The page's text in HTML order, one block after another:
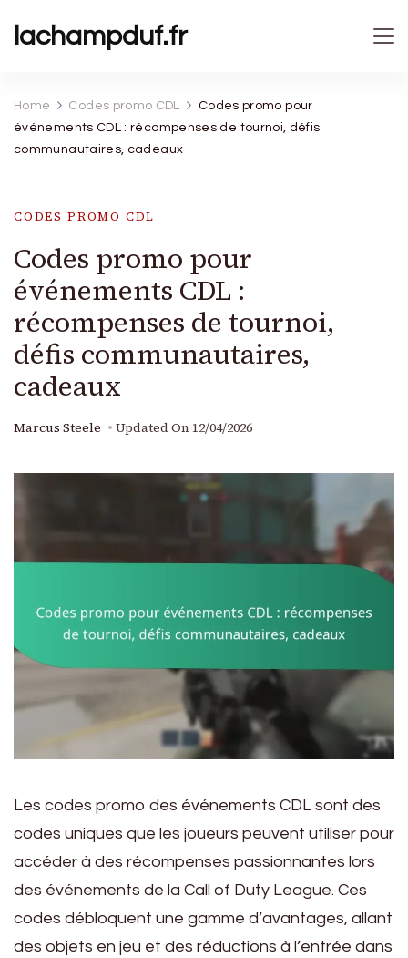
lachampduf.fr
Home Codes promo CDL
Codes promo pour
événements CDL : récompenses de tournoi, défis
communautaires, cadeaux
CODES PROMO CDL
Codes promo pour
événements CDL :
récompenses de tournoi,
défis communautaires,
cadeaux
Marcus Steele Updated On 12/04/2026
Les codes promo des événements CDL sont des
codes uniques que les joueurs peuvent utiliser pour
accéder à des récompenses passionnantes lors
des événements de la Call of Duty League. Ces
codes débloquent une gamme d’avantages, allant
des objets en jeu et des réductions à l’entrée dans